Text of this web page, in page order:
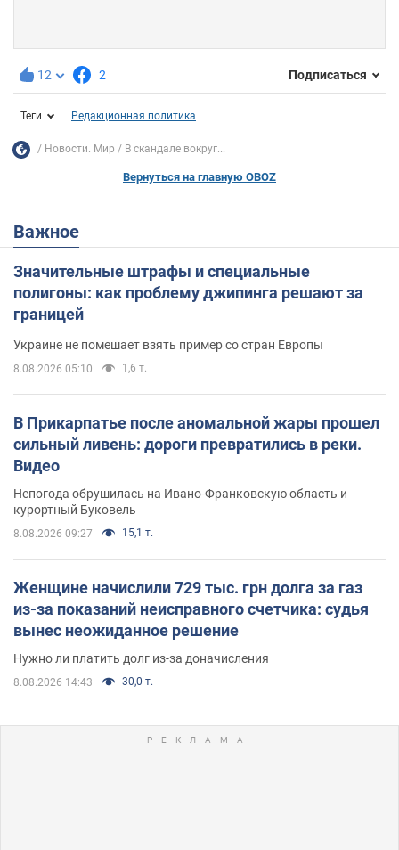
12 2 Подписаться
Теги Редакционная политика
Новости. Мир В скандале вокруг...
Вернуться на главную OBOZ
Важное
Значительные штрафы и специальные
полигоны: как проблему джипинга решают за
границей
Украине не помешает взять пример со стран Европы
8.08.2026 05:10 1,6 т.
В Прикарпатье после аномальной жары прошел
сильный ливень: дороги превратились в реки.
Видео
Непогода обрушилась на Ивано-Франковскую область и
курортный Буковель
8.08.2026 09:27 15,1 т.
Женщине начислили 729 тыс. грн долга за газ
из-за показаний неисправного счетчика: судья
вынес неожиданное решение
Нужно ли платить долг из-за доначисления
8.08.2026 14:43 30,0 т.